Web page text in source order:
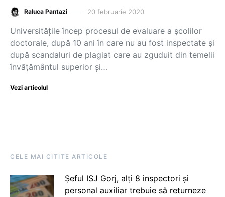
Raluca Pantazi 20 februarie 2020
Universitățile încep procesul de evaluare a școlilor
doctorale, după 10 ani în care nu au fost inspectate și
după scandaluri de plagiat care au zguduit din temelii
învățământul superior și…
Vezi articolul
CELE MAI CITITE ARTICOLE
Șeful ISJ Gorj, alți 8 inspectori și
personal auxiliar trebuie să returneze